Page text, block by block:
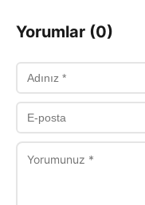
Yorumlar (0)